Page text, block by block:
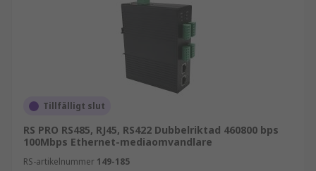
Tillfälligt slut
RS PRO RS485, RJ45, RS422 Dubbelriktad 460800 bps
100Mbps Ethernet-mediaomvandlare
RS-artikelnummer 149-185